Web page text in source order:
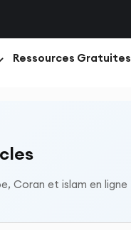
Ressources Gratuites
Coran et islam en ligne